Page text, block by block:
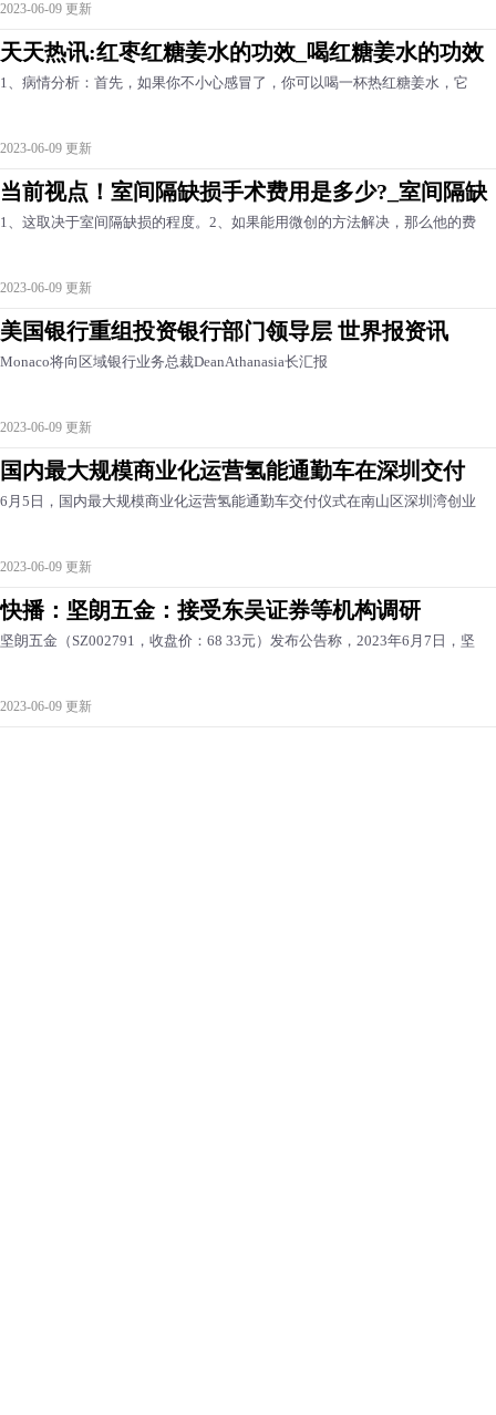
2023-06-09 更新
天天热讯:红枣红糖姜水的功效_喝红糖姜水的功效
1、病情分析：首先，如果你不小心感冒了，你可以喝一杯热红糖姜水，它
2023-06-09 更新
当前视点！室间隔缺损手术费用是多少?_室间隔缺
1、这取决于室间隔缺损的程度。2、如果能用微创的方法解决，那么他的费
2023-06-09 更新
美国银行重组投资银行部门领导层 世界报资讯
Monaco将向区域银行业务总裁DeanAthanasia长汇报
2023-06-09 更新
国内最大规模商业化运营氢能通勤车在深圳交付
6月5日，国内最大规模商业化运营氢能通勤车交付仪式在南山区深圳湾创业
2023-06-09 更新
快播：坚朗五金：接受东吴证券等机构调研
坚朗五金（SZ002791，收盘价：68 33元）发布公告称，2023年6月7日，坚
2023-06-09 更新